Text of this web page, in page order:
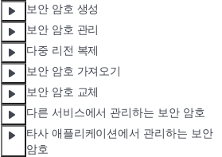
보안 암호 생성
보안 암호 관리
다중 리전 복제
보안 암호 가져오기
보안 암호 교체
다른 서비스에서 관리하는 보안 암호
타사 애플리케이션에서 관리하는 보안
암호